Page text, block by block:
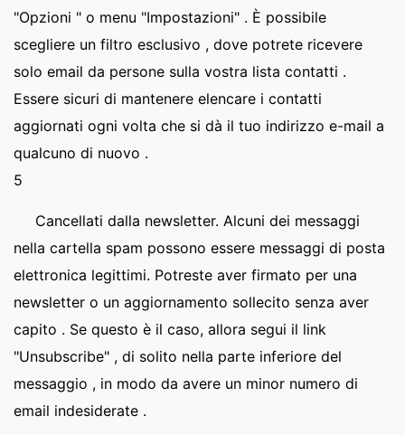
"Opzioni " o menu "Impostazioni" . È possibile
scegliere un filtro esclusivo , dove potrete ricevere
solo email da persone sulla vostra lista contatti .
Essere sicuri di mantenere elencare i contatti
aggiornati ogni volta che si dà il tuo indirizzo e-mail a
qualcuno di nuovo .
5
Cancellati dalla newsletter. Alcuni dei messaggi
nella cartella spam possono essere messaggi di posta
elettronica legittimi. Potreste aver firmato per una
newsletter o un aggiornamento sollecito senza aver
capito . Se questo è il caso, allora segui il link
"Unsubscribe" , di solito nella parte inferiore del
messaggio , in modo da avere un minor numero di
email indesiderate .